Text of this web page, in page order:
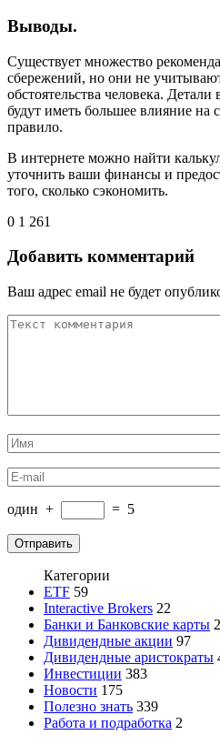
Выводы.
Существует множество
сбережений, но они не
обстоятельства человека.
будут иметь большее влияние на
правило.
В интернете можно найти
уточнить ваши финансы и
того, сколько сэкономить.
0 1 261
Добавить комментарий
Ваш адрес email не будет
один + = 5
Категории
ETF 59
Interactive Brokers 22
Банки и Банковские карты
Дивидендные акции 97
Дивидендные аристократы
Инвестиции 383
Новости 175
Полезно знать 339
Работа и подработка 2